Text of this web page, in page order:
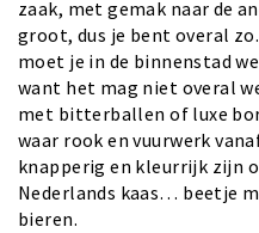
zaak, met gemak naar de
groot, dus je bent overal
moet je in de binnenstad
want het mag niet overal
met bitterballen of luxe
waar rook en vuurwerk
knapperig en kleurrijk zijn
Nederlands kaas… beetje
bieren.